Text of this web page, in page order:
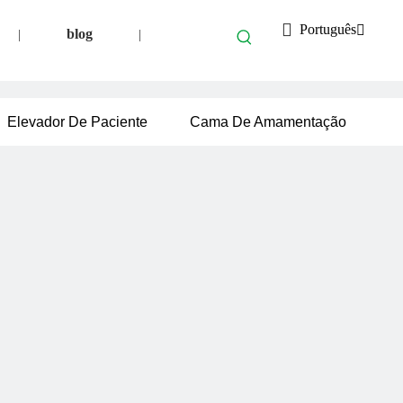
| blog | Português
Elevador De Paciente Cama De Amamentação